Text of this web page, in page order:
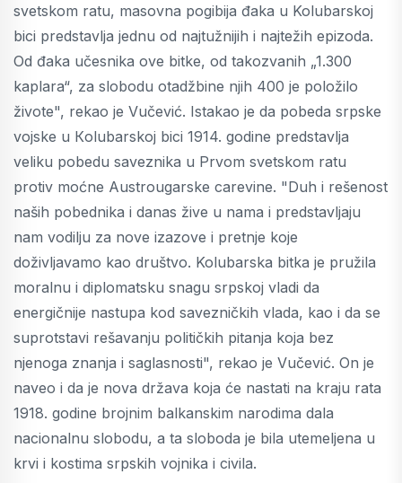
svetskom ratu, masovna pogibija đaka u Kolubarskoj
bici predstavlja jednu od najtužnijih i najtežih epizoda.
Od đaka učesnika ove bitke, od takozvanih „1.300
kaplara“, za slobodu otadžbine njih 400 je položilo
živote", rekao je Vučević. Istakao je da pobeda srpske
vojske u Кolubarskoj bici 1914. godine predstavlja
veliku pobedu saveznika u Prvom svetskom ratu
protiv moćne Austrougarske carevine. "Duh i rešenost
naših pobednika i danas žive u nama i predstavljaju
nam vodilju za nove izazove i pretnje koje
doživljavamo kao društvo. Kolubarska bitka je pružila
moralnu i diplomatsku snagu srpskoj vladi da
energičnije nastupa kod savezničkih vlada, kao i da se
suprotstavi rešavanju političkih pitanja koja bez
njenoga znanja i saglasnosti", rekao je Vučević. On je
naveo i da je nova država koja će nastati na kraju rata
1918. godine brojnim balkanskim narodima dala
nacionalnu slobodu, a ta sloboda je bila utemeljena u
krvi i kostima srpskih vojnika i civila.